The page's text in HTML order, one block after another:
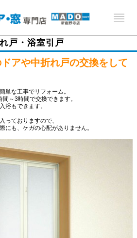
戸・浴室引戸
アや中折れ戸の交換をして
単な工事でリフォーム。
～3時間で交換できます。
浴もできます。
っておりますので、
にも、ケガの心配がありません。